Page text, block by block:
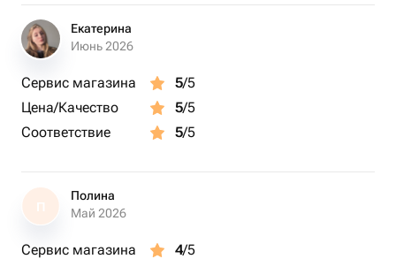
Сертификат действителен 6 месяцев с момента
оформления.
Екатерина
Июнь 2026
Сервис магазина 5/5
Цена/Качество
5/5
Соответствие
5/5
П
Полина
Май 2026
Сервис магазина 4/5